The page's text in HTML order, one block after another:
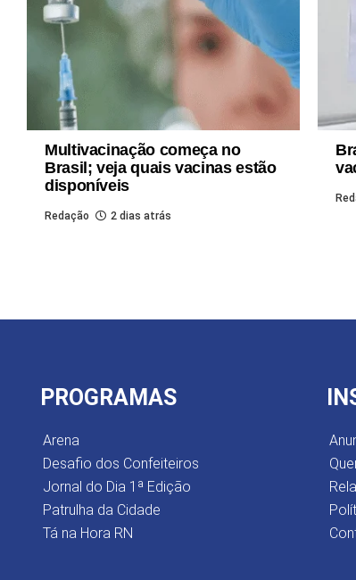
Multivacinação começa no
Brasil; veja quais vacinas estão
disponíveis
Redação 2 dias atrás
PROGRAMAS
Arena
Desafio dos Confeiteiros
Jornal do Dia 1ª Edição
Patrulha da Cidade
Tá na Hora RN